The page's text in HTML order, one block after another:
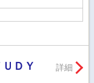
ＤＹ 詳細